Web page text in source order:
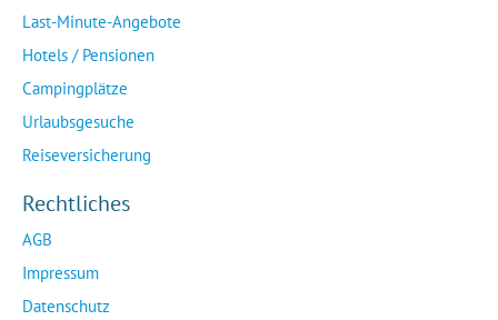
Last-Minute-Angebote
Hotels / Pensionen
Campingplätze
Urlaubsgesuche
Reiseversicherung
Rechtliches
AGB
Impressum
Datenschutz